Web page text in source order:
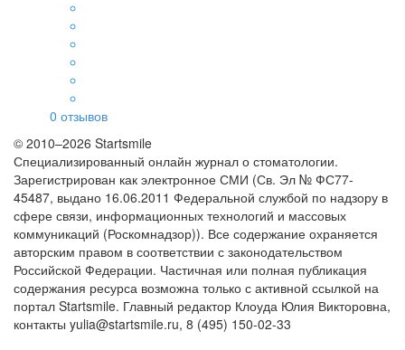
0 отзывов
© 2010–2026 Startsmile
Специализированный онлайн журнал о стоматологии.
Зарегистрирован как электронное СМИ (Св. Эл № ФС77-
45487, выдано 16.06.2011 Федеральной службой по надзору в
сфере связи, информационных технологий и массовых
коммуникаций (Роскомнадзор)). Все содержание охраняется
авторским правом в соответствии с законодательством
Российской Федерации. Частичная или полная публикация
содержания ресурса возможна только с активной ссылкой на
портал Startsmile. Главный редактор Клоуда Юлия Викторовна,
контакты yulia@startsmile.ru, 8 (495) 150-02-33